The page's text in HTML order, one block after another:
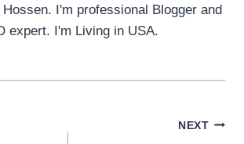
I'm professional Blogger and
expert. I'm Living in USA.
NEXT